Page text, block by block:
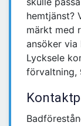
hemtjänst?
märkt med
ansöker via
Lycksele
förvaltning,